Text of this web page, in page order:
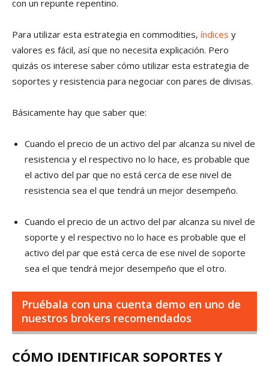
con un repunte repentino.
Para utilizar esta estrategia en commodities, índices y
valores es fácil, así que no necesita explicación. Pero
quizás os interese saber cómo utilizar esta estrategia de
soportes y resistencia para negociar con pares de divisas.
Básicamente hay que saber que:
Cuando el precio de un activo del par alcanza su nivel de
resistencia y el respectivo no lo hace, es probable que
el activo del par que no está cerca de ese nivel de
resistencia sea el que tendrá un mejor desempeño.
Cuando el precio de un activo del par alcanza su nivel de
soporte y el respectivo no lo hace es probable que el
activo del par que está cerca de ese nivel de soporte
sea el que tendrá mejor desempeño que el otro.
Pruébala con una cuenta demo en uno de
nuestros brokers recomendados
CÓMO IDENTIFICAR SOPORTES Y